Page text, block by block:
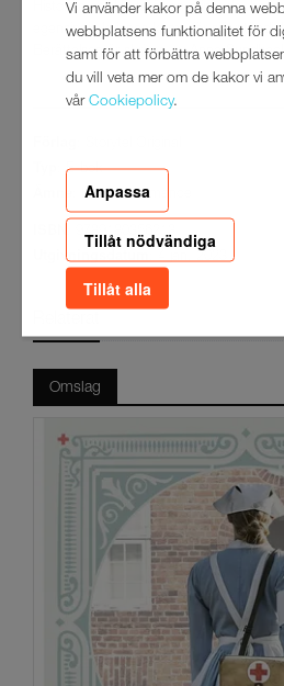
Vi använder kakor på denna
webbplatsens funktionalitet för
samt för att förbättra
du vill veta mer om de kakor vi
vår Cookiepolicy.
Anpassa
Tillåt nödvändiga
Tillåt alla
Historien om Herta är en gripande,
egensinnig kvinnas kamp för
Berättelsen är skriven av Anna
: E-bok
: Historisk romance
ISBN : 9789180356213
Utgivningsdatum : 4 jan. 2023
Omslag